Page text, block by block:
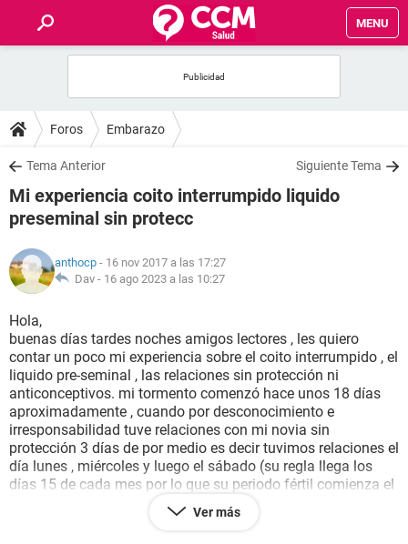
MENU
FOROS
SALUD
FAMILIA
NUTRICIÓN
SEXUALIDAD
GLOSARIO
Foros Embarazo
Tema Anterior Siguiente Tema
Mi experiencia coito interrumpido liquido
preseminal sin protecc
anthocp - 16 nov 2017 a las 17:27
Dav - 16 ago 2023 a las 10:27
Hola,
buenas días tardes noches amigos lectores , les quiero
contar un poco mi experiencia sobre el coito interrumpido , el
liquido pre-seminal , las relaciones sin protección ni
anticonceptivos. mi tormento comenzó hace unos 18 días
aproximadamente , cuando por desconocimiento e
irresponsabilidad tuve relaciones con mi novia sin
protección 3 días de por medio es decir tuvimos relaciones el
día lunes , miércoles y luego el sábado (su regla llega los
días 15 de cada mes por lo que su periodo fértil comienza el
día 28 y su punto de mayor fertilidad es el día 30 ) pero esto
era algo que yo desconocía tengo 18 años y la educación
Ver más